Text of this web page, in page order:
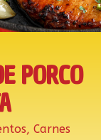
PORCO
, Carnes